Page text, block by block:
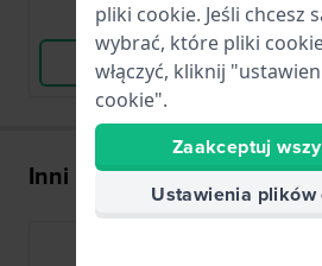
Porównaj
Wyświetl produkt
Inni kupili także
pliki cookie. Jeśli chcesz
wybrać, które pliki
włączyć, kliknij
cookie".
Zaakceptuj
Ustawienia plików